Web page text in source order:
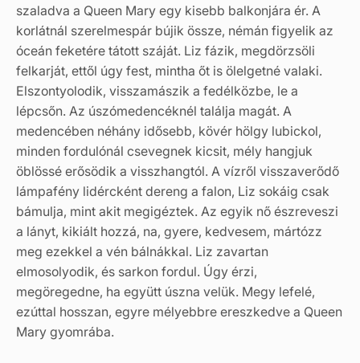
szaladva a Queen Mary egy kisebb balkonjára ér. A
korlátnál szerelmespár bújik össze, némán figyelik az
óceán feketére tátott száját. Liz fázik, megdörzsöli
felkarját, ettől úgy fest, mintha őt is ölelgetné valaki.
Elszontyolodik, visszamászik a fedélközbe, le a
lépcsőn. Az úszómedencéknél találja magát. A
medencében néhány idősebb, kövér hölgy lubickol,
minden fordulónál csevegnek kicsit, mély hangjuk
öblössé erősödik a visszhangtól. A vízről visszaverődő
lámpafény lidércként dereng a falon, Liz sokáig csak
bámulja, mint akit megigéztek. Az egyik nő észreveszi
a lányt, kikiált hozzá, na, gyere, kedvesem, mártózz
meg ezekkel a vén bálnákkal. Liz zavartan
elmosolyodik, és sarkon fordul. Úgy érzi,
megöregedne, ha együtt úszna velük. Megy lefelé,
ezúttal hosszan, egyre mélyebbre ereszkedve a Queen
Mary gyomrába.